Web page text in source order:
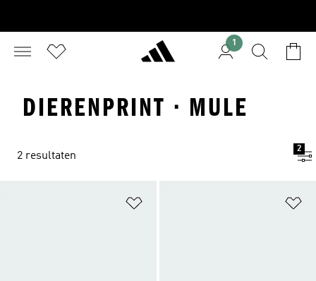
1
DIERENPRINT · MULE
2 resultaten
2